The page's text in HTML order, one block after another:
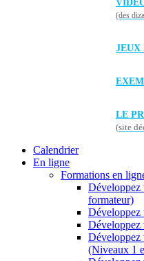
(des
JEUX
LE
(site
Calendrier
En ligne
Formations en
formateur)
(Niveaux 1